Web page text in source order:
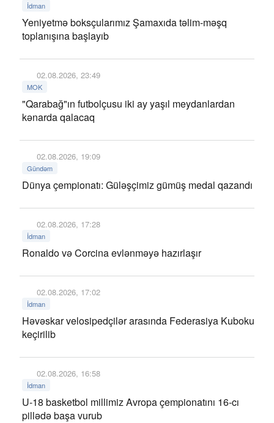
İdman
Yeniyetmə boksçularımız Şamaxıda təlim-məşq
toplanışına başlayıb
02.08.2026, 23:49
MOK
"Qarabağ"ın futbolçusu iki ay yaşıl meydanlardan
kənarda qalacaq
02.08.2026, 19:09
Gündəm
Dünya çempionatı: Güləşçimiz gümüş medal qazandı
02.08.2026, 17:28
İdman
Ronaldo və Corcina evlənməyə hazırlaşır
02.08.2026, 17:02
İdman
Həvəskar velosipedçilər arasında Federasiya Kuboku
keçirilib
02.08.2026, 16:58
İdman
U-18 basketbol millimiz Avropa çempionatını 16-cı
pillədə başa vurub